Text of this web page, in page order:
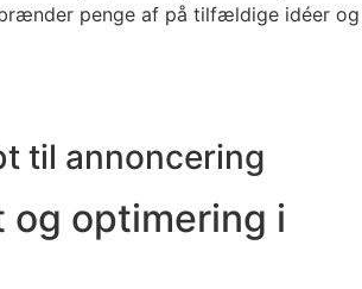
penge af på tilfældige idéer og
til annoncering
og optimering i